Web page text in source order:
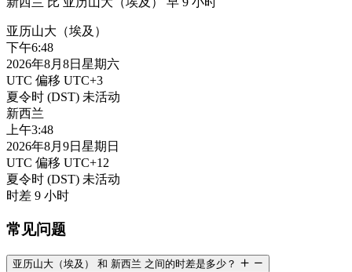
亚历山大（埃及）
下午6:48
2026年8月8日星期六
UTC 偏移 UTC+3
夏令时 (DST) 未活动
新西兰
上午3:48
2026年8月9日星期日
UTC 偏移 UTC+12
夏令时 (DST) 未活动
时差 9 小时
常见问题
亚历山大（埃及） 和 新西兰 之间的时差是多少？